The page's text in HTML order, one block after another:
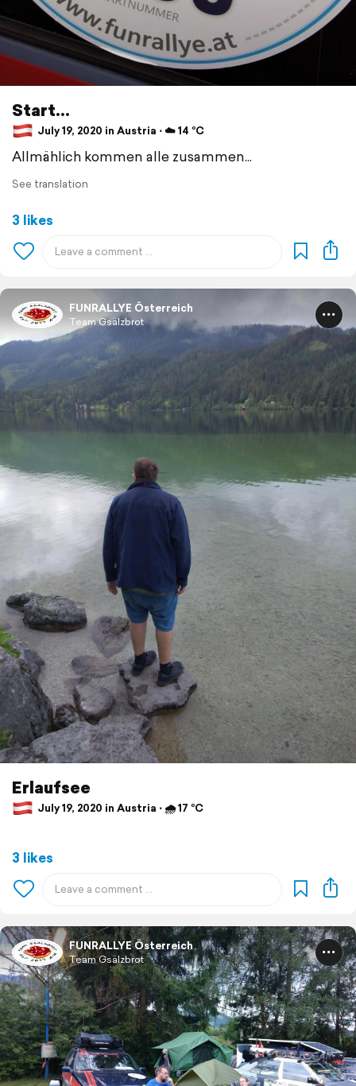
Start...
July 19, 2020 in Austria ⋅ ☁️ 14 °C
Allmählich kommen alle zusammen...
See translation
3 likes
FUNRALLYE Österreich
Team Gsälzbrot
Erlaufsee
July 19, 2020 in Austria ⋅ 🌧 17 °C
3 likes
FUNRALLYE Österreich
Team Gsälzbrot